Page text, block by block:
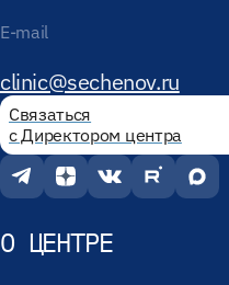
E-mail
clinic@sechenov.ru
Связаться
с Директором центра
О ЦЕНТРЕ